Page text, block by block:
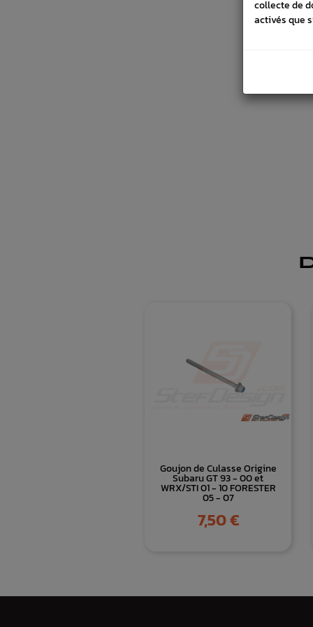
Goujon de Culasse Origine
Subaru GT 93 - 00 et
WRX/STI 01 - 10 FORESTER
05 - 07
Prix
7,50 €
collecte de
activés que